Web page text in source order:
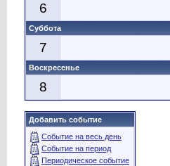
6
Суббота
7
Воскресенье
8
Добавить событие
Событие на весь день
Событие на период
Периодическое событие